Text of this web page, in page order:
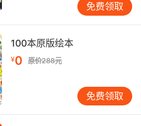
第二类：按发音位置分类
和下唇之间接触使得语流受
。
下唇与上排牙齿的咬合而发出
上下排的牙齿尖咬着舌头发出
免费领取
100本原版绘本
¥0 原价288元
免费领取